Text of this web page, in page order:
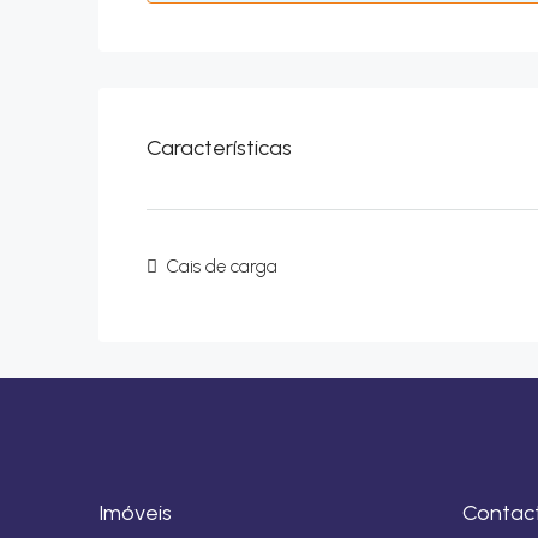
Características
Cais de carga
Imóveis